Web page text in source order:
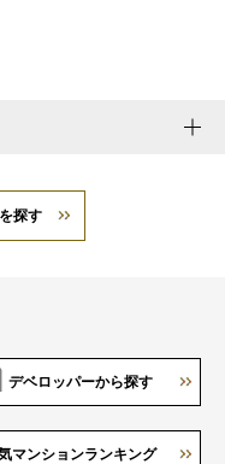
探す
デベロッパーから探す
マンションランキング